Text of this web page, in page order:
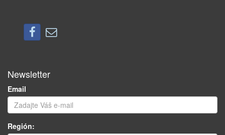
Newsletter
Email
Región: